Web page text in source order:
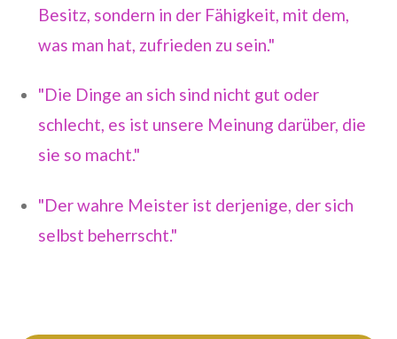
Besitz, sondern in der Fähigkeit, mit dem,
was man hat, zufrieden zu sein."
"Die Dinge an sich sind nicht gut oder
schlecht, es ist unsere Meinung darüber, die
sie so macht."
"Der wahre Meister ist derjenige, der sich
selbst beherrscht."